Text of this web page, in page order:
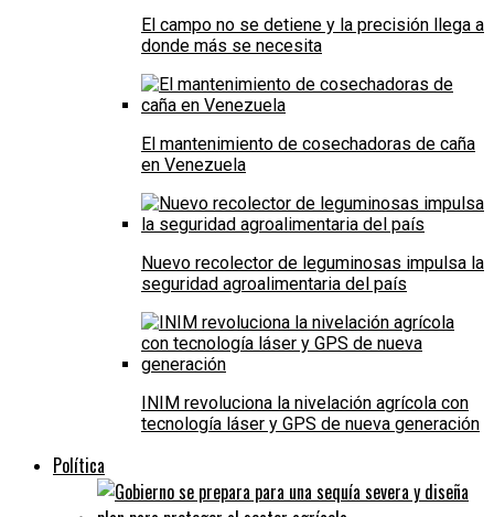
El campo no se detiene y la precisión llega a
donde más se necesita
El mantenimiento de cosechadoras de caña
en Venezuela
Nuevo recolector de leguminosas impulsa la
seguridad agroalimentaria del país
INIM revoluciona la nivelación agrícola con
tecnología láser y GPS de nueva generación
Política